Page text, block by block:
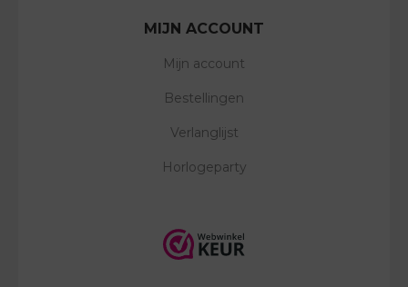
MIJN ACCOUNT
Mijn account
Bestellingen
Verlanglijst
Horlogeparty